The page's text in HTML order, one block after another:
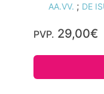
AA.VV. ; DE
PVP. 29,00€